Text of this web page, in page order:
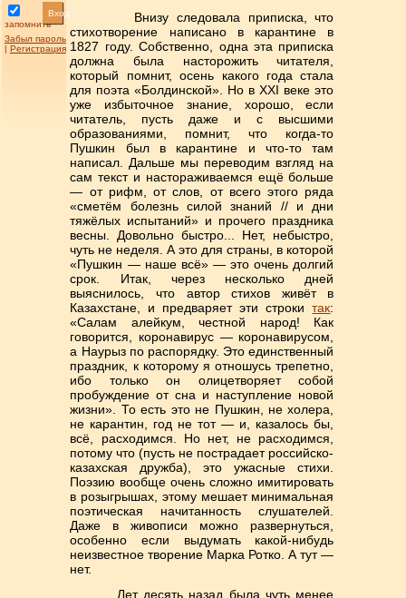
запомнить
Вход
Забыл пароль
| Регистрация
Внизу следовала приписка, что
стихотворение написано в карантине в
1827 году. Собственно, одна эта приписка
должна была насторожить читателя,
который помнит, осень какого года стала
для поэта «Болдинской». Но в XXI веке это
уже избыточное знание, хорошо, если
читатель, пусть даже и с высшими
образованиями, помнит, что когда-то
Пушкин был в карантине и что-то там
написал. Дальше мы переводим взгляд на
сам текст и настораживаемся ещё больше
— от рифм, от слов, от всего этого ряда
«сметём болезнь силой знаний // и дни
тяжёлых испытаний» и прочего праздника
весны. Довольно быстро... Нет, небыстро,
чуть не неделя. А это для страны, в которой
«Пушкин — наше всё» — это очень долгий
срок. Итак, через несколько дней
выяснилось, что автор стихов живёт в
Казахстане, и предваряет эти строкитак:
«Салам алейкум, честной народ! Как
говорится, коронавирус — коронавирусом,
а Наурыз по распорядку. Это единственный
праздник, к которому я отношусь трепетно,
ибо только он олицетворяет собой
пробуждение от сна и наступление новой
жизни». То есть это не Пушкин, не холера,
не карантин, год не тот — и, казалось бы,
всё, расходимся. Но нет, не расходимся,
потому что (пусть не пострадает российско-
казахская дружба), это ужасные стихи.
Поэзию вообще очень сложно имитировать
в розыгрышах, этому мешает минимальная
поэтическая начитанность слушателей.
Даже в живописи можно развернуться,
особенно если выдумать какой-нибудь
неизвестное творение Марка Ротко. А тут —
нет.
Лет десять назад была чуть менее